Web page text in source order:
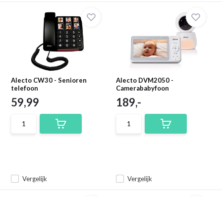
Alecto CW30 - Senioren
telefoon
Vergelijk
59,99
Alecto DVM2050 -
Camerababyfoon
Vergelijk
189,-